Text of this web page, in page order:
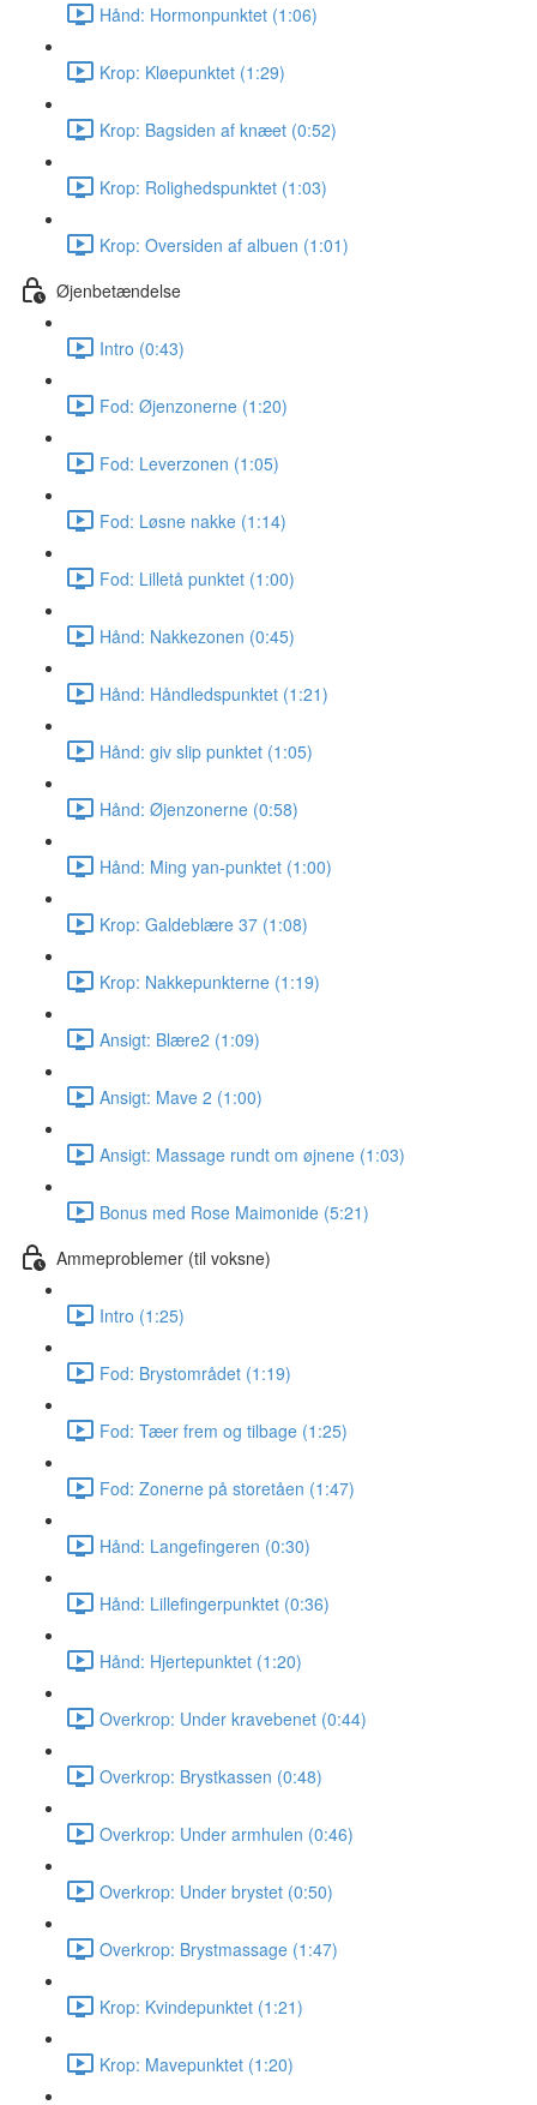
Hånd: Hormonpunktet (1:06)
Krop: Kløepunktet (1:29)
Krop: Bagsiden af knæet (0:52)
Krop: Rolighedspunktet (1:03)
Krop: Oversiden af albuen (1:01)
Øjenbetændelse
Intro (0:43)
Fod: Øjenzonerne (1:20)
Fod: Leverzonen (1:05)
Fod: Løsne nakke (1:14)
Fod: Lilletå punktet (1:00)
Hånd: Nakkezonen (0:45)
Hånd: Håndledspunktet (1:21)
Hånd: giv slip punktet (1:05)
Hånd: Øjenzonerne (0:58)
Hånd: Ming yan-punktet (1:00)
Krop: Galdeblære 37 (1:08)
Krop: Nakkepunkterne (1:19)
Ansigt: Blære2 (1:09)
Ansigt: Mave 2 (1:00)
Ansigt: Massage rundt om øjnene (1:03)
Bonus med Rose Maimonide (5:21)
Ammeproblemer (til voksne)
Intro (1:25)
Fod: Brystområdet (1:19)
Fod: Tæer frem og tilbage (1:25)
Fod: Zonerne på storetåen (1:47)
Hånd: Langefingeren (0:30)
Hånd: Lillefingerpunktet (0:36)
Hånd: Hjertepunktet (1:20)
Overkrop: Under kravebenet (0:44)
Overkrop: Brystkassen (0:48)
Overkrop: Under armhulen (0:46)
Overkrop: Under brystet (0:50)
Overkrop: Brystmassage (1:47)
Krop: Kvindepunktet (1:21)
Krop: Mavepunktet (1:20)